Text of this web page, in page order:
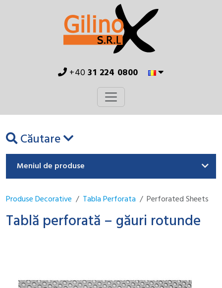
+4031 224 0800
Căutare
Meniul de produse
Produse Decorative Tabla Perforata Perforated Sheets
Tablă perforată – găuri rotunde